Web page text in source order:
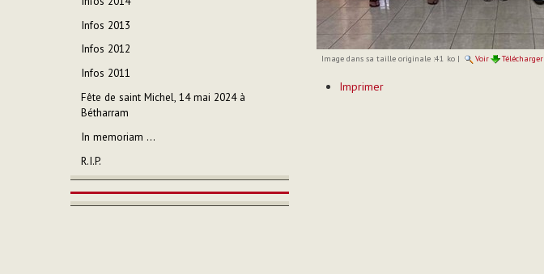
Infos 2013
Infos 2012
Infos 2011
Fête de saint Michel, 14 mai 2024 à
Bétharram
In memoriam ...
R.I.P.
Image dans sa taille originale :41 ko| Voir Télécharger
sur
Imprimer